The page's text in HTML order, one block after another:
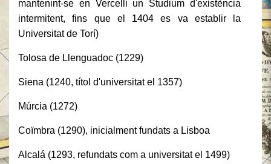
mantenint-se en Vercelli un Studium d'existència
intermitent, fins que el 1404 es va establir la
Universitat de Torí)
Tolosa de Llenguadoc (1229)
Siena (1240, títol d'universitat el 1357)
Múrcia (1272)
Coïmbra (1290), inicialment fundats a Lisboa
Alcalá (1293, refundats com a universitat el 1499)